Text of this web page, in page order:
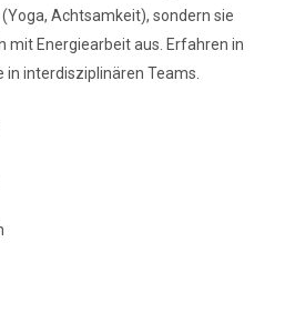
Achtsamkeit), sondern sie
mit Energiearbeit aus. Erfahren in
interdisziplinären Teams.